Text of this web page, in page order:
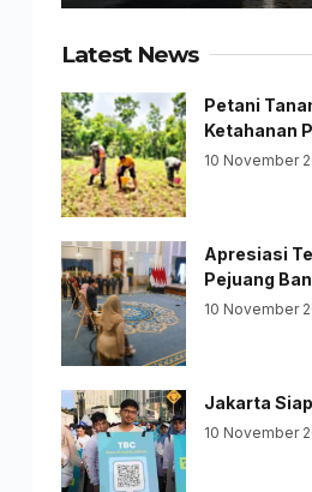
Latest News
Petani
Ketahanan
10 November
Apresiasi
Pejuang
10 November
Jakarta
10 November